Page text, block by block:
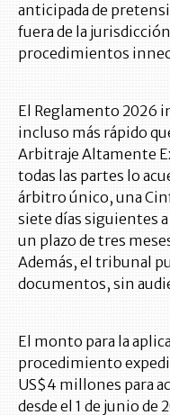
anticipada de
fuera de la
procedimientos
El Reglamento 2026
incluso más rápido
Arbitraje Altamente
todas las partes lo
árbitro único, una
siete días siguientes
un plazo de tres
Además, el tribunal
documentos, sin
El monto para la
procedimiento
US$4 millones para
desde el 1 de junio de